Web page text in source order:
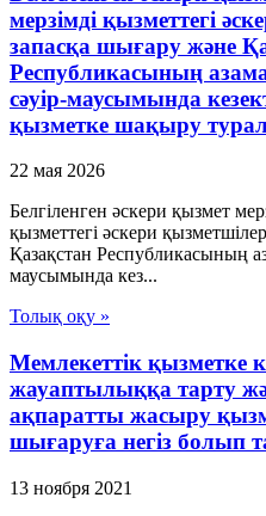
мерзiмдi қызметтегi
запасқа шығару және
Республикасының
сәуiр-маусымында
қызметке шақыру
22 мая 2026
Белгiленген әскери қызмет
қызметтегi әскери
Қазақстан Республикасының
маусымында кез...
Толық оқу »
Мемлекеттік қызметке
жауаптылыққа тарту
ақпаратты жасыру
шығаруға негіз болып
13 ноября 2021